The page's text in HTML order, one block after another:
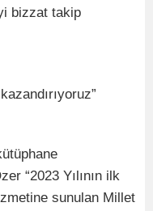
bizzat takip
“2023 Yılının ilk
sunulan Millet